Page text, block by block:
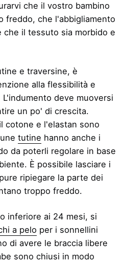
che il vostro bambino
freddo, che l'abbigliamento
che il tessuto sia morbido e
e traversine, è
alla flessibilità e
deve muoversi
un po' di crescita.
cotone e l'elastan sono
tutine hanno anche i
da poterli regolare in base
È possibile lasciare i
ripiegare la parte dei
troppo freddo.
inferiore ai 24 mesi, si
a pelo per i sonnellini
di avere le braccia libere
sono chiusi in modo